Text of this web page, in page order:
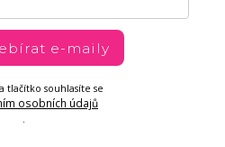
e-maily
tlačítko souhlasíte se
osobních údajů
.